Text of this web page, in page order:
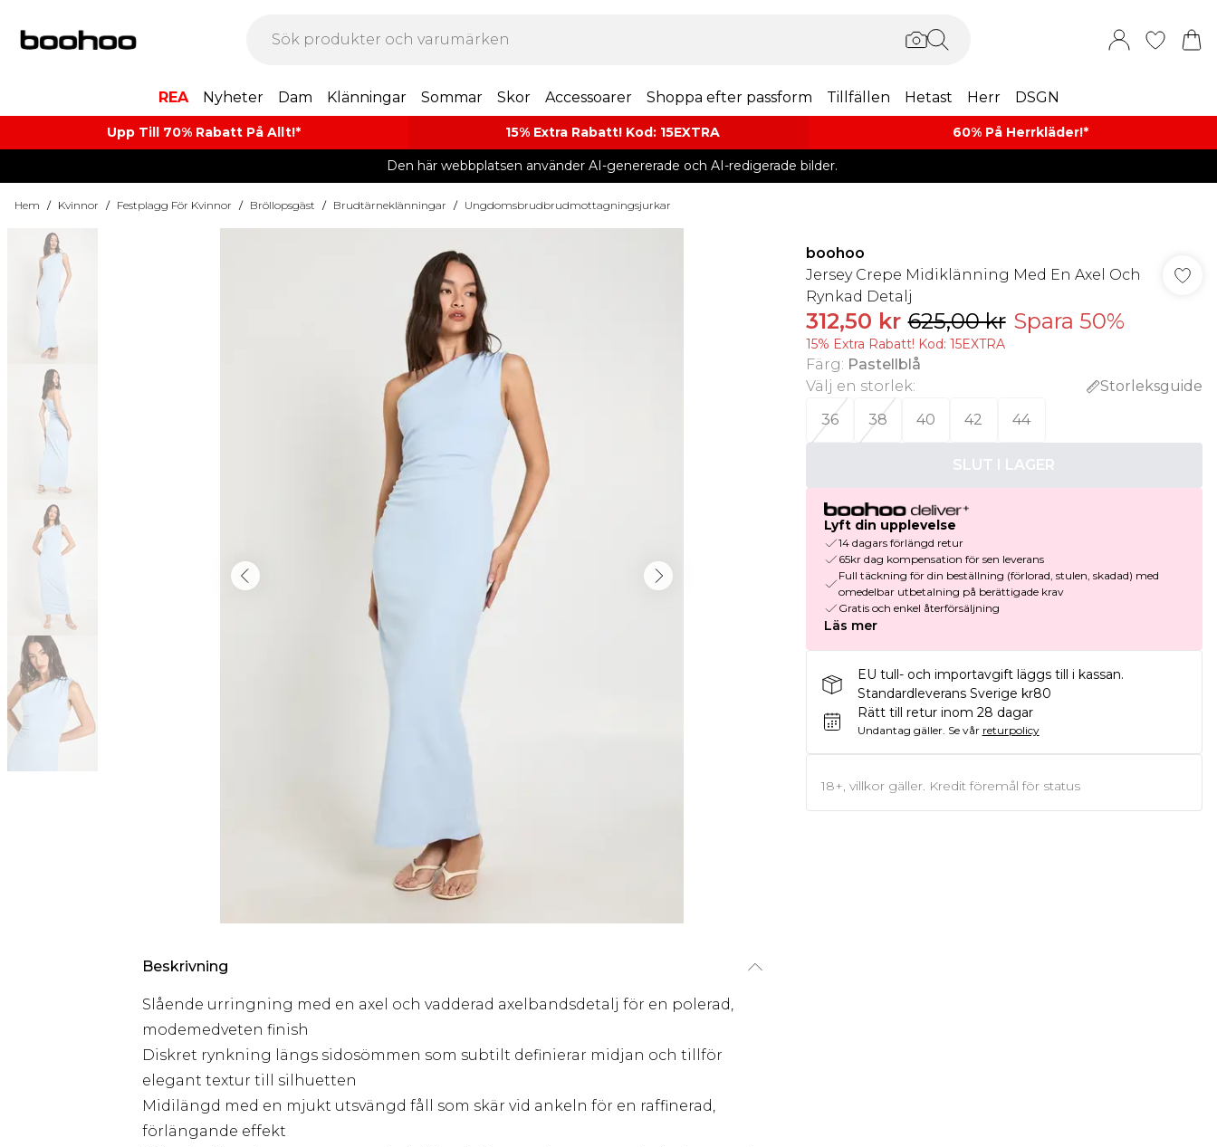
REA Nyheter Dam Klänningar Sommar Skor Accessoarer Shoppa efter passform Tillfällen Hetast Herr DSGN
Upp Till 70% Rabatt På Allt!* 15% Extra Rabatt! Kod: 15EXTRA 60% På Herrkläder!*​
Den här webbplatsen använder AI-genererade och AI-redigerade bilder.
Hem / Kvinnor / Festplagg För Kvinnor / Bröllopsgäst / Brudtärneklänningar / Ungdomsbrudbrudmottagningsjurkar
Beskrivning
Slående urringning med en axel och vadderad axelbandsdetalj för en polerad,
modemedveten finish
Diskret rynkning längs sidosömmen som subtilt definierar midjan och tillför
elegant textur till silhuetten
Midilängd med en mjukt utsvängd fåll som skär vid ankeln för en raffinerad,
förlängande effekt
boohoo
Jersey Crepe Midiklänning Med En Axel Och
Rynkad Detalj
312,50 kr 625,00 kr Spara 50%
15% Extra Rabatt! Kod: 15EXTRA
Färg: Pastellblå
Välj en storlek:
Storleksguide
36
38 40 42 44
SLUT I LAGER
Lyft din upplevelse
14 dagars förlängd retur
65kr dag kompensation för sen leverans
Full täckning för din beställning (förlorad, stulen, skadad) med
omedelbar utbetalning på berättigade krav
Gratis och enkel återförsäljning
Läs mer
EU tull- och importavgift läggs till i kassan.
Standardleverans Sverige kr80
Rätt till retur inom 28 dagar
Undantag gäller. Se vår returpolicy
18+, villkor gäller. Kredit föremål för status